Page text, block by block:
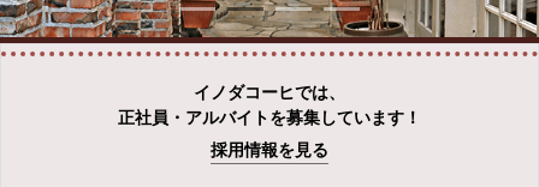
イノダコーヒでは、
正社員・アルバイトを募集しています！
採用情報を見る